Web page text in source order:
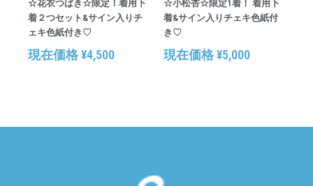
☆花衣つばき☆限定！着用下
着２つセット&サイン入りチ
ェキ色紙付き♡
現在価格¥4,500
☆小松杏☆限定1着！ 着用下
着&サイン入りチェキ色紙付
き♡
現在価格¥5,000